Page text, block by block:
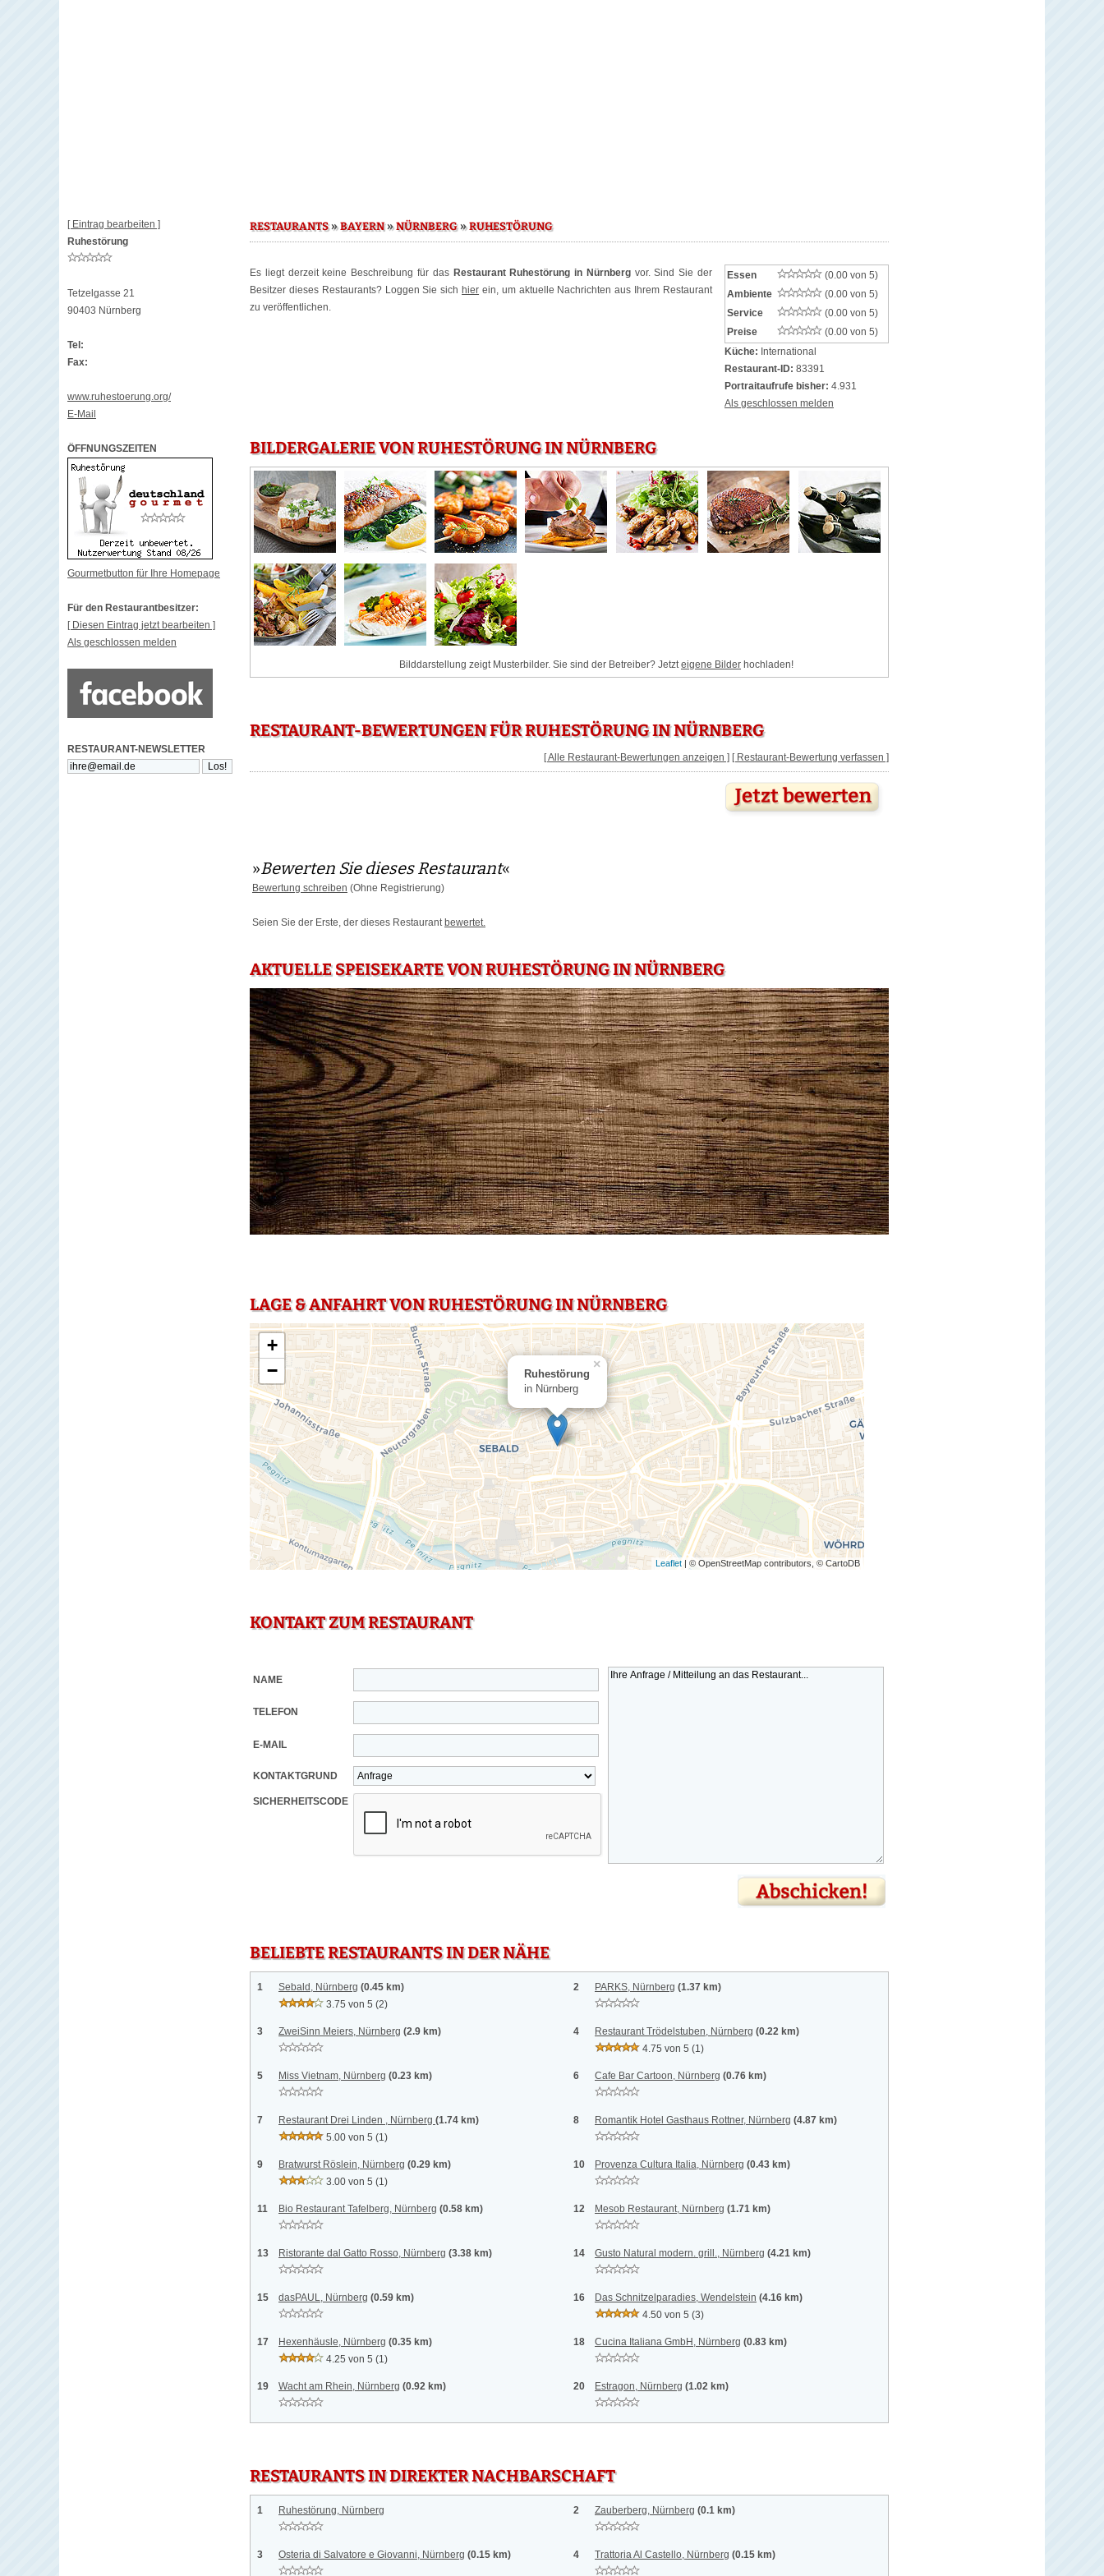
[ Eintrag bearbeiten ]
Ruhestörung
Tetzelgasse 21
90403 Nürnberg
Tel:
Fax:
www.ruhestoerung.org/
E-Mail
ÖFFNUNGSZEITEN
Gourmetbutton für Ihre Homepage
Für den Restaurantbesitzer:
[ Diesen Eintrag jetzt bearbeiten ]
Als geschlossen melden
RESTAURANT-NEWSLETTER
RESTAURANTS»BAYERN»NÜRNBERG»RUHESTÖRUNG
Es liegt derzeit keine Beschreibung für das Restaurant Ruhestörung in Nürnbergvor. Sind Sie der
Besitzer dieses Restaurants? Loggen Sie sich hier ein, um aktuelle Nachrichten aus Ihrem Restaurant
zu veröffentlichen.
Essen
(0.00 von 5)
Ambiente
(0.00 von 5)
Service
(0.00 von 5)
Preise
(0.00 von 5)
Küche: International
Restaurant-ID: 83391
Portraitaufrufe bisher: 4.931
Als geschlossen melden
BILDERGALERIE VON RUHESTÖRUNG IN NÜRNBERG
Bilddarstellung zeigt Musterbilder. Sie sind der Betreiber? Jetzteigene Bilder hochladen!
RESTAURANT-BEWERTUNGEN FÜR RUHESTÖRUNG IN NÜRNBERG
[ Alle Restaurant-Bewertungen anzeigen ] [ Restaurant-Bewertung verfassen ]
»Bewerten Sie dieses Restaurant«
Bewertung schreiben (Ohne Registrierung)
Seien Sie der Erste, der dieses Restaurant bewertet.
AKTUELLE SPEISEKARTE VON RUHESTÖRUNG IN NÜRNBERG
LAGE & ANFAHRT VON RUHESTÖRUNG IN NÜRNBERG
Ruhestörung
in Nürnberg
×
+
−
Leaflet | © OpenStreetMap contributors, © CartoDB
KONTAKT ZUM RESTAURANT
NAME
TELEFON
E-MAIL
KONTAKTGRUND
SICHERHEITSCODE
BELIEBTE RESTAURANTS IN DER NÄHE
1 Sebald, Nürnberg (0.45 km)
3.75 von 5 (2)
2 PARKS, Nürnberg (1.37 km)
3 ZweiSinn Meiers, Nürnberg (2.9 km) 4 Restaurant Trödelstuben, Nürnberg (0.22 km)
4.75 von 5 (1)
5 Miss Vietnam, Nürnberg (0.23 km) 6 Cafe Bar Cartoon, Nürnberg (0.76 km)
7 Restaurant Drei Linden , Nürnberg (1.74 km)
5.00 von 5 (1)
8 Romantik Hotel Gasthaus Rottner, Nürnberg (4.87 km)
9 Bratwurst Röslein, Nürnberg (0.29 km)
3.00 von 5 (1)
10 Provenza Cultura Italia, Nürnberg (0.43 km)
11 Bio Restaurant Tafelberg, Nürnberg (0.58 km) 12 Mesob Restaurant, Nürnberg (1.71 km)
13 Ristorante dal Gatto Rosso, Nürnberg (3.38 km) 14 Gusto Natural modern. grill., Nürnberg (4.21 km)
15 dasPAUL, Nürnberg (0.59 km) 16 Das Schnitzelparadies, Wendelstein (4.16 km)
4.50 von 5 (3)
17 Hexenhäusle, Nürnberg (0.35 km)
4.25 von 5 (1)
18 Cucina Italiana GmbH, Nürnberg (0.83 km)
19 Wacht am Rhein, Nürnberg (0.92 km) 20 Estragon, Nürnberg (1.02 km)
RESTAURANTS IN DIREKTER NACHBARSCHAFT
1 Ruhestörung, Nürnberg 2 Zauberberg, Nürnberg (0.1 km)
3 Osteria di Salvatore e Giovanni, Nürnberg (0.15 km) 4 Trattoria Al Castello, Nürnberg (0.15 km)